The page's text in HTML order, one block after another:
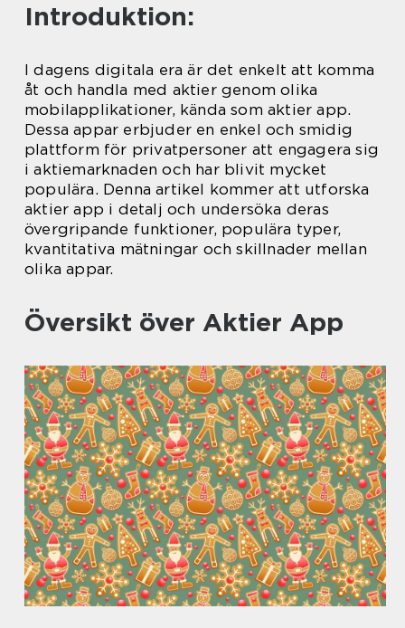
Introduktion:
I dagens digitala era är det enkelt att komma
åt och handla med aktier genom olika
mobilapplikationer, kända som aktier app.
Dessa appar erbjuder en enkel och smidig
plattform för privatpersoner att engagera sig
i aktiemarknaden och har blivit mycket
populära. Denna artikel kommer att utforska
aktier app i detalj och undersöka deras
övergripande funktioner, populära typer,
kvantitativa mätningar och skillnader mellan
olika appar.
Översikt över Aktier App